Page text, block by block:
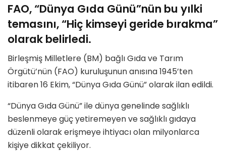
FAO, “Dünya Gıda Günü”nün bu yılki
temasını, “Hiç kimseyi geride bırakma”
olarak belirledi.
Birleşmiş Milletlere (BM) bağlı Gıda ve Tarım
Örgütü’nün (FAO) kuruluşunun anısına 1945’ten
itibaren 16 Ekim, “Dünya Gıda Günü” olarak ilan edildi.
“Dünya Gıda Günü” ile dünya genelinde sağlıklı
beslenmeye güç yetiremeyen ve sağlıklı gıdaya
düzenli olarak erişmeye ihtiyacı olan milyonlarca
kişiye dikkat çekiliyor.